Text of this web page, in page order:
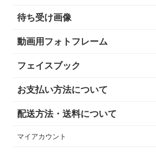
待ち受け画像
動画用フォトフレーム
フェイスブック
お支払い方法について
配送方法・送料について
マイアカウント